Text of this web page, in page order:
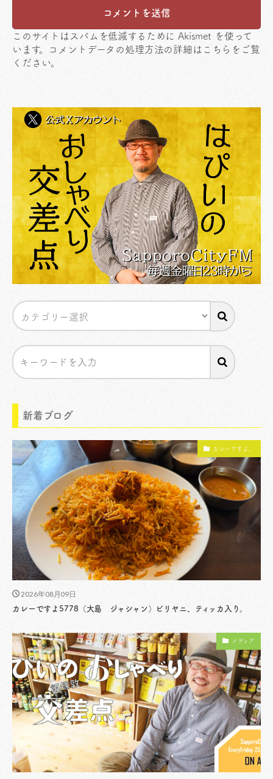
このサイトはスパムを低減するために Akismet を使って
います。
コメントデータの処理方法の詳細はこちらをご覧
ください。
新着ブログ
カレーですよ。
2026年08月09日
カレーですよ5778（大島 ジャシャン）ビリヤニ、ティッカ入り。
メディア